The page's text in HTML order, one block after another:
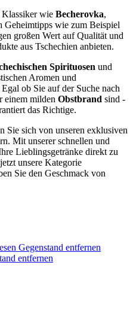
Klassiker wie Becherovka,
Geheimtipps wie zum Beispiel
großen Wert auf Qualität und
aus Tschechien anbieten.
Spirituosen und
Aromen und
ob Sie auf der Suche nach
einem milden Obstbrand sind -
das Richtige.
Sie sich von unseren exklusiven
Mit unserer schnellen und
Lieblingsgetränke direkt zu
unsere Kategorie
Sie den Geschmack von
Gegenstand entfernen
entfernen